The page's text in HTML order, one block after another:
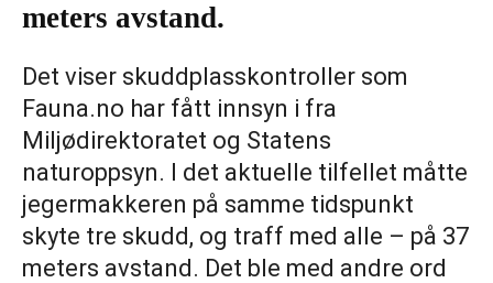
meters avstand.
Det viser skuddplasskontroller som
Fauna.no har fått innsyn i fra
Miljødirektoratet og Statens
naturoppsyn. I det aktuelle tilfellet måtte
jegermakkeren på samme tidspunkt
skyte tre skudd, og traff med alle – på 37
meters avstand. Det ble med andre ord